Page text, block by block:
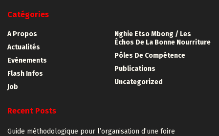
Catégories
A Propos
Actualités
Evénements
Flash Infos
Job
Nghie Etso Mbong / Les
Échos De La Bonne Nourriture
Pôles De Compétence
Publications
Uncategorized
Recent Posts
Guide méthodologique pour l’organisation d’une foire